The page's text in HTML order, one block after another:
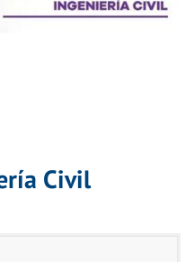
Civil